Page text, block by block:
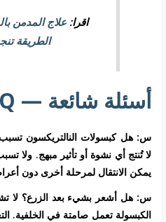
اقرا:علاج المدمن
الطريقة
أسئلة شائعة — FAQ
س: هل كبسولات النالتريكسون تسبب
لا تُنتج أي نشوة أو تأثير مبهج. ولا
يمكن الانتقال لمرحلة أخرى دون
س: هل أشعر بشيء بعد الزرع؟ لا
الكبسولة تعمل صامتة في الخلفية.